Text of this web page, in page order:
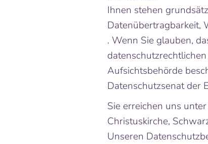
Ihnen stehen
Datenübertragbarkeit,
. Wenn Sie glauben,
Aufsichtsbehörde
Datenschutzsenat der
Sie erreichen uns
Christuskirche,
Unseren